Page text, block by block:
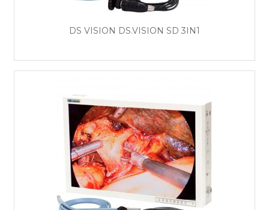
DS VISION DS.VISION SD 3IN1